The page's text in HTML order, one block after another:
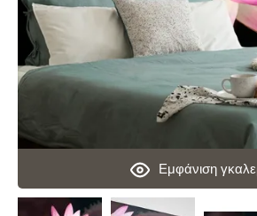
Εμφάνιση